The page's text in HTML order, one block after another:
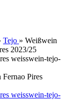
Tejo » Weißwein
2023/25
Pires